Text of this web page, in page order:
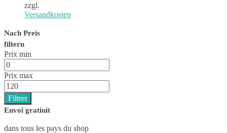
zzgl.
Versandkosten
Nach Preis
filtern
Prix min
Prix max
Filtrer
Envoi gratiuit
dans tous les pays du shop